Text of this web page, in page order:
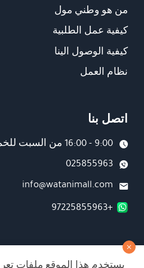
من هو وطني مول
كيفية عمل الطلبية
كيفية الوصول الينا
نظام العمل
اتصل بنا
9:00 - 16:00 من السبت للخميس
025855963
info@watanimall.com
+97225855963
فروع
يستخدم هذا الموقع ملفات